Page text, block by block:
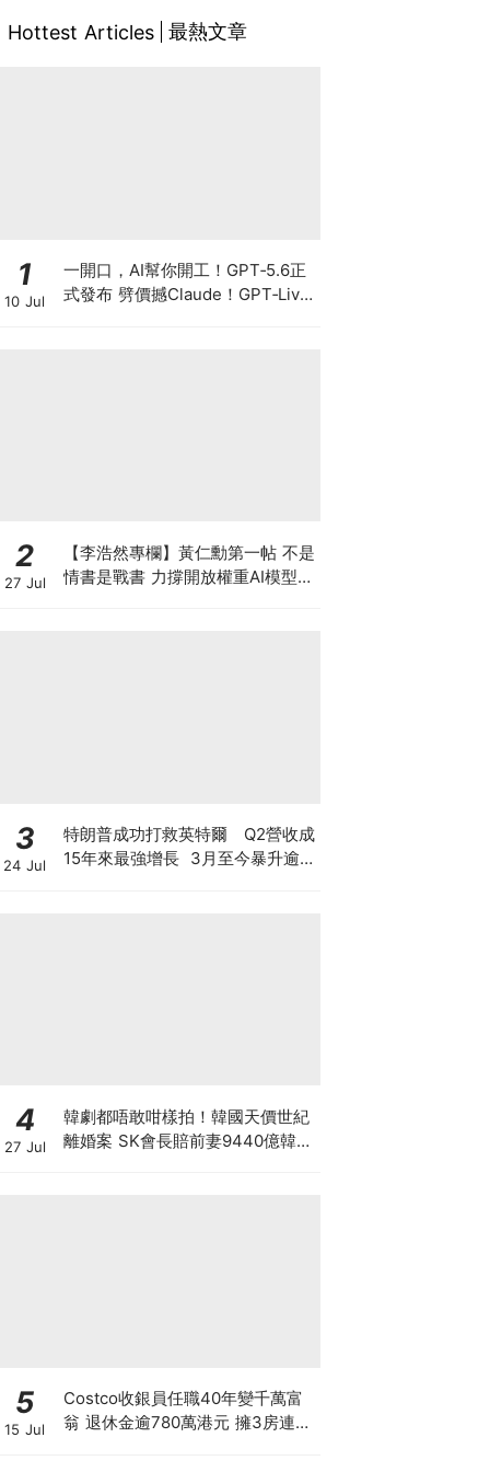
Hottest Articles 最熱文章
1
10 Jul
一開口，AI幫你開工！GPT‑5.6正
式發布 劈價撼Claude！GPT‑Live
2
27 Jul
【李浩然專欄】黃仁勳第一帖 不是
情書是戰書 力撐開放權重AI模型
3
24 Jul
特朗普成功打救英特爾 Q2營收成
15年來最強增長 3月至今暴升逾2
4
27 Jul
韓劇都唔敢咁樣拍！韓國天價世紀
離婚案 SK會長賠前妻9440億韓
5
15 Jul
Costco收銀員任職40年變千萬富
翁 退休金逾780萬港元 擁3房連泳